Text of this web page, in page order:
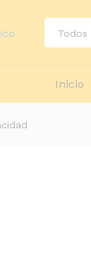
Todos
Inicio